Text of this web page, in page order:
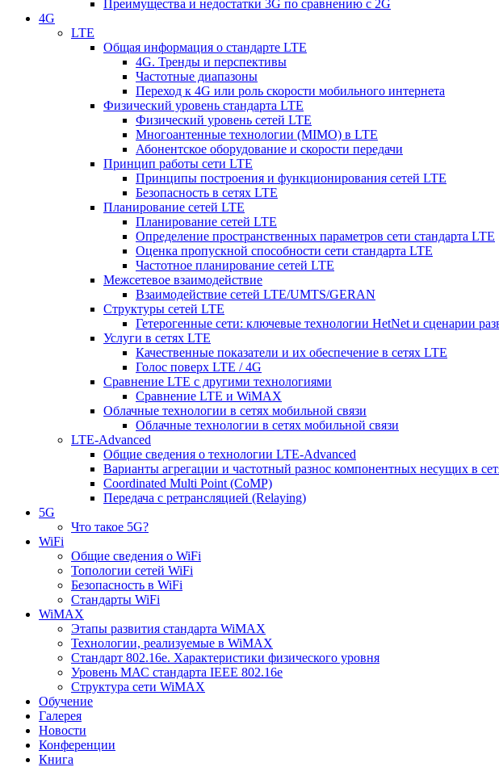
Преимущества и недостатки 3G по сравнению с 2G
4G
LTE
Общая информация о стандарте LTE
4G. Тренды и перспективы
Частотные диапазоны
Переход к 4G или роль скорости мобильного интернета
Физический уровень стандарта LTE
Физический уровень сетей LTE
Многоантенные технологии (MIMO) в LTE
Абонентское оборудование и скорости передачи
Принцип работы сети LTE
Принципы построения и функционирования сетей LTE
Безопасность в сетях LTE
Планирование сетей LTE
Планирование сетей LTE
Определение пространственных параметров сети стандарта LTE
Оценка пропускной способности сети стандарта LTE
Частотное планирование сетей LTE
Межсетевое взаимодействие
Взаимодействие сетей LTE/UMTS/GERAN
Структуры сетей LTE
Гетерогенные сети: ключевые технологии HetNet и сценарии
Услуги в сетях LTE
Качественные показатели и их обеспечение в сетях LTE
Голос поверх LTE / 4G
Сравнение LTE с другими технологиями
Сравнение LTE и WiMAX
Облачные технологии в сетях мобильной связи
Облачные технологии в сетях мобильной связи
LTE-Advanced
Общие сведения о технологии LTE-Advanced
Варианты агрегации и частотный разнос компонентных несущих в
Coordinated Multi Point (CoMP)
Передача с ретрансляцией (Relaying)
5G
Что такое 5G?
WiFi
Общие сведения о WiFi
Топологии сетей WiFi
Безопасность в WiFi
Стандарты WiFi
WiMAX
Этапы развития стандарта WiMAX
Технологии, реализуемые в WiMAX
Стандарт 802.16е. Характеристики физического уровня
Уровень МАС стандарта IEEE 802.16e
Структура сети WiMAX
Обучение
Галерея
Новости
Конференции
Книга